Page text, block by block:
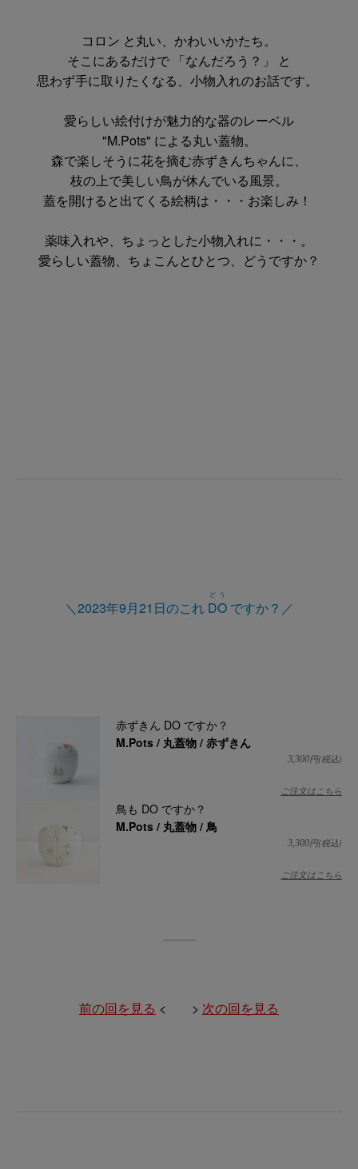
コロン と丸い、かわいいかたち。
そこにあるだけで 「なんだろう？」 と
思わず手に取りたくなる、小物入れのお話です。
愛らしい絵付けが魅力的な器のレーベル
"M.Pots" による丸い蓋物。
森で楽しそうに花を摘む赤ずきんちゃんに、
枝の上で美しい鳥が休んでいる風景。
蓋を開けると出てくる絵柄は・・・お楽しみ！
薬味入れや、ちょっとした小物入れに・・・。
愛らしい蓋物、ちょこんとひとつ、どうですか？
＼2023年9月21日のこれ DO
どう
ですか？／
赤ずきん DO ですか？
M.Pots / 丸蓋物 / 赤ずきん
3,300円(税込)
ご注文はこちら
鳥も DO ですか？
M.Pots / 丸蓋物 / 鳥
3,300円(税込)
ご注文はこちら
前の回を見る < > 次の回を見る